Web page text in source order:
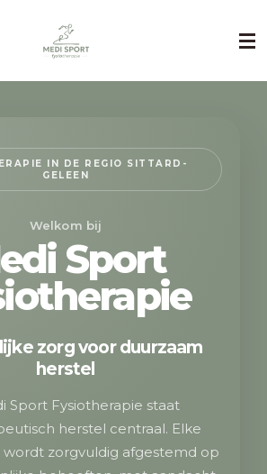
IN DE REGIO SITTARD-
GELEEN
Welkom bij
Sport
zorg voor duurzaam
herstel
Sport Fysiotherapie staat
herstel centraal. Elke
zorgvuldig afgestemd op